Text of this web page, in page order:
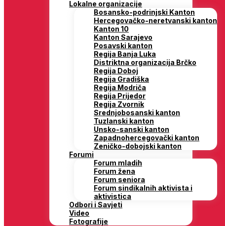
Lokalne organizacije
Bosansko-podrinjski Kanton
Hercegovačko-neretvanski kanton
Kanton 10
Kanton Sarajevo
Posavski kanton
Regija Banja Luka
Distriktna organizacija Brčko
Regija Doboj
Regija Gradiška
Regija Modriča
Regija Prijedor
Regija Zvornik
Srednjobosanski kanton
Tuzlanski kanton
Unsko-sanski kanton
Zapadnohercegovački kanton
Zeničko-dobojski kanton
Forumi
Forum mladih
Forum žena
Forum seniora
Forum sindikalnih aktivista i
aktivistica
Odbori i Savjeti
Video
Fotografije